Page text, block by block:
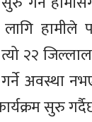
हामीले
२२
अवस्था
सुरु